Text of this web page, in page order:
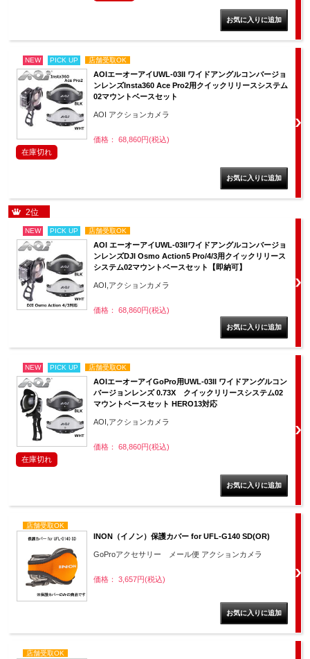
NEW PICK UP 店舗受取OK
AOIエーオーアイUWL-03II ワイドアングルコンバージョ
ンレンズInsta360 Ace Pro2用クイックリリースシステム
02マウントベースセット
AOI アクションカメラ
価格： 68,860円(税込)
在庫切れ
2位
NEW PICK UP 店舗受取OK
AOI エーオーアイUWL-03IIワイドアングルコンバージョ
ンレンズDJI Osmo Action5 Pro/4/3用クイックリリース
システム02マウントベースセット【即納可】
AOI,アクションカメラ
価格： 68,860円(税込)
NEW PICK UP 店舗受取OK
AOIエーオーアイGoPro用UWL-03II ワイドアングルコン
バージョンレンズ 0.73X クイックリリースシステム02
マウントベースセット HERO13対応
AOI,アクションカメラ
価格： 68,860円(税込)
在庫切れ
店舗受取OK
INON（イノン）保護カバー for UFL-G140 SD(OR)
GoProアクセサリー メール便 アクションカメラ
価格： 3,657円(税込)
店舗受取OK